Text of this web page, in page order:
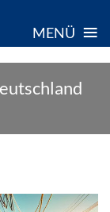
MENÜ ≡